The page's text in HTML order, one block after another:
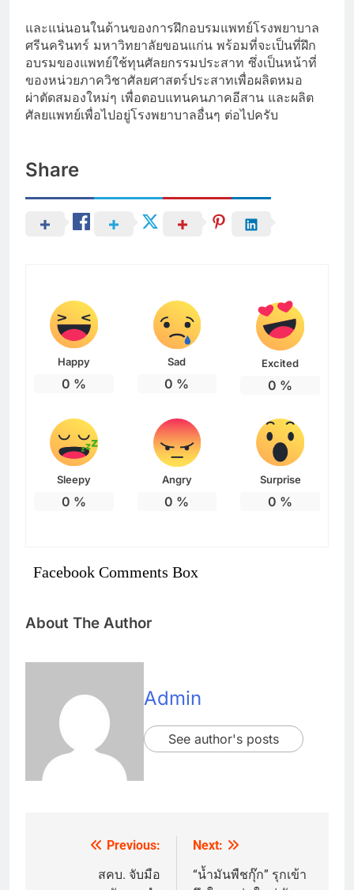
และแน่นอนในด้านของการฝึกอบรมแพทย์โรงพยาบาล
ศรีนครินทร์ มหาวิทยาลัยขอนแก่น พร้อมที่จะเป็นที่ฝึก
อบรมของแพทย์ใช้ทุนศัลยกรรมประสาท ซึ่งเป็นหน้าที่
ของหน่วยภาควิชาศัลยศาสตร์ประสาทเพื่อผลิตหมอ
ผ่าตัดสมองใหม่ๆ เพื่อตอบแทนคนภาคอีสาน และผลิต
ศัลยแพทย์เพื่อไปอยู่โรงพยาบาลอื่นๆ ต่อไปครับ
Share
Happy
0 %
Sad
0 %
Excited
0 %
Sleepy
0 %
Angry
0 %
Surprise
0 %
Facebook Comments Box
About The Author
Admin
See author's posts
navigation
Previous:
สคบ. จับมือ
Next:
“น้ำมันพืชกุ๊ก” รุกเข้า